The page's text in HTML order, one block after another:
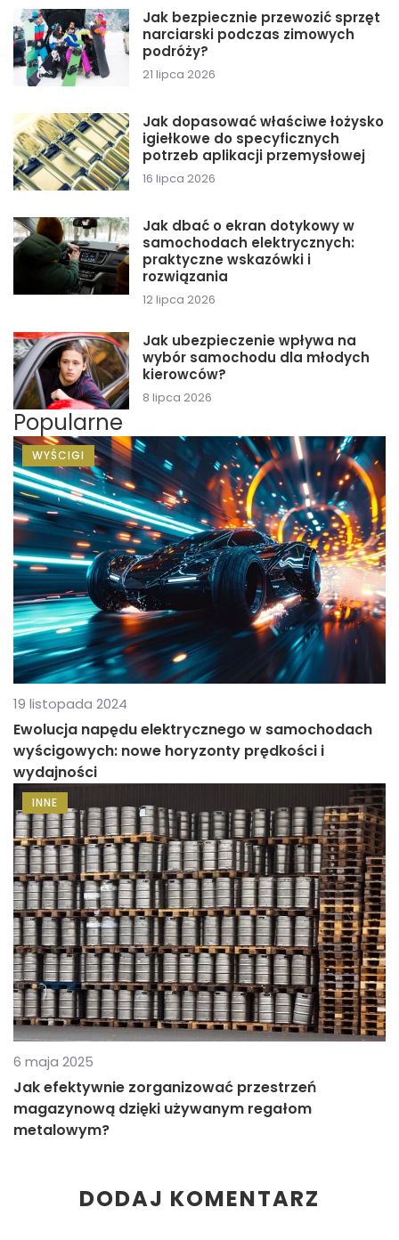
Jak bezpiecznie przewozić sprzęt
narciarski podczas zimowych
podróży?
21 lipca 2026
Jak dopasować właściwe łożysko
igiełkowe do specyficznych
potrzeb aplikacji przemysłowej
16 lipca 2026
Jak dbać o ekran dotykowy w
samochodach elektrycznych:
praktyczne wskazówki i
rozwiązania
12 lipca 2026
Jak ubezpieczenie wpływa na
wybór samochodu dla młodych
kierowców?
8 lipca 2026
Popularne
WYŚCIGI
19 listopada 2024
Ewolucja napędu elektrycznego w samochodach
wyścigowych: nowe horyzonty prędkości i
wydajności
INNE
6 maja 2025
Jak efektywnie zorganizować przestrzeń
magazynową dzięki używanym regałom
metalowym?
DODAJ KOMENTARZ